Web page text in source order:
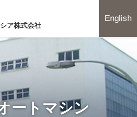
ア株式会社
English
ートマシン